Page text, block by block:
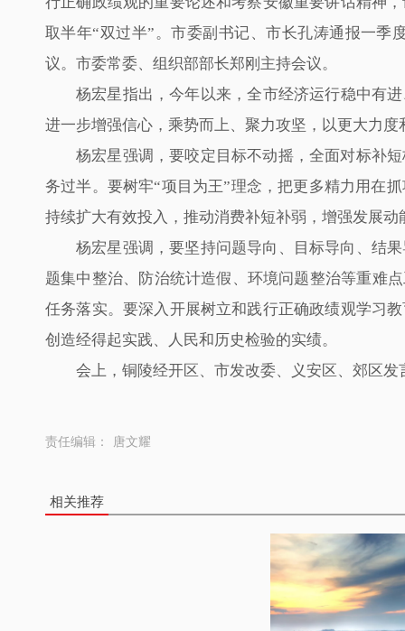
取半年“双过半”。市委副书记、市长孔涛通报一季
议。市委常委、组织部部长郑刚主持会议。
杨宏星指出，今年以来，全市经济运行稳中有
进一步增强信心，乘势而上、聚力攻坚，以更大力
杨宏星强调，要咬定目标不动摇，全面对标补
务过半。要树牢“项目为王”理念，把更多精力用在
持续扩大有效投入，推动消费补短补弱，增强发展动
杨宏星强调，要坚持问题导向、目标导向、结
题集中整治、防治统计造假、环境问题整治等重难
任务落实。要深入开展树立和践行正确政绩观学习
创造经得起实践、人民和历史检验的实绩。
会上，铜陵经开区、市发改委、义安区、郊区
责任编辑： 唐文耀
相关推荐